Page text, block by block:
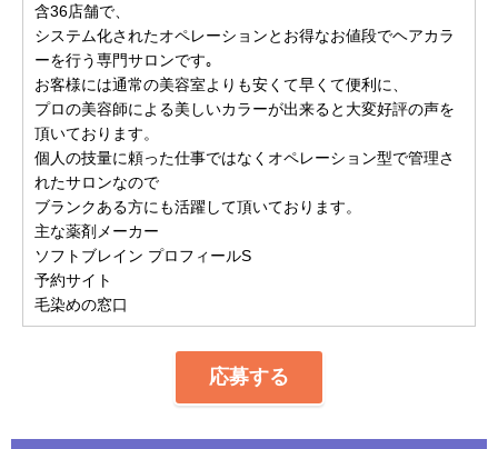
含36店舗で、
システム化されたオペレーションとお得なお値段でヘアカラ
ーを行う専門サロンです｡
お客様には通常の美容室よりも安くて早くて便利に、
プロの美容師による美しいカラーが出来ると大変好評の声を
頂いております。
個人の技量に頼った仕事ではなくオペレーション型で管理さ
れたサロンなので
ブランクある方にも活躍して頂いております。
主な薬剤メーカー
ソフトブレイン プロフィールS
予約サイト
毛染めの窓口
応募する